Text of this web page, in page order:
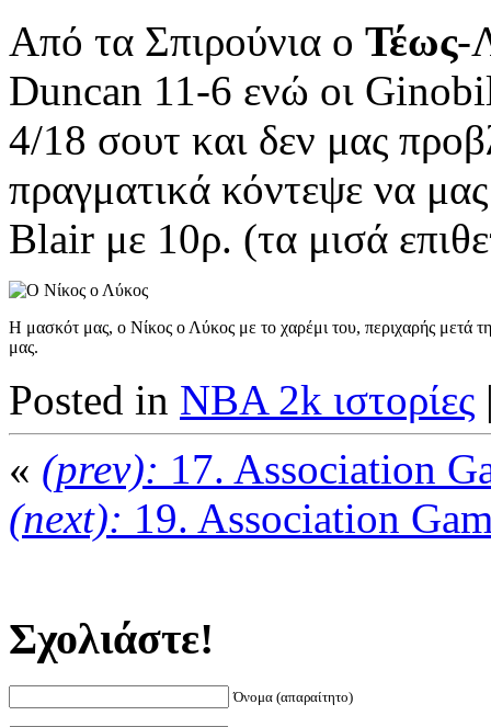
Από τα Σπιρούνια ο Τέως-
Duncan 11-6 ενώ οι
4/18 σουτ και δεν μας
πραγματικά κόντεψε να
Blair με 10ρ. (τα μισά
Η μασκότ μας, ο Νίκος ο Λύκος με το χαρέμι του, περιχαρής μετά
μας.
Posted in NBA 2k ιστορίες
« (prev): 17. Association
(next): 19. Association
Σχολιάστε!
Όνομα (απαραίτητο)